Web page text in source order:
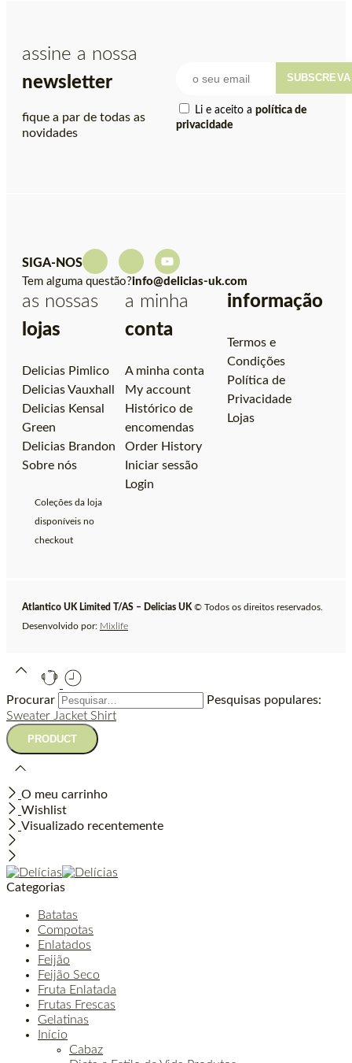
assine a nossa
newsletter
fique a par de todas as
novidades
Li e aceito a política de
privacidade
SUBSCREVA
SIGA-NOS
Tem alguma questão?info@delicias-uk.com
as nossas
lojas
Delicias Pimlico
Delicias Vauxhall
Delicias Kensal
Green
Delicias Brandon
Sobre nós
Coleções da loja
disponíveis no
checkout
a minha
conta
A minha conta
My account
Histórico de
encomendas
Order History
Iniciar sessão
Login
informação
Termos e
Condições
Política de
Privacidade
Lojas
Atlantico UK Limited T/AS – Delicias UK © Todos os direitos reservados.
Desenvolvido por: Mixlife
Procurar
Pesquisas populares:
Sweater Jacket Shirt
O meu carrinho
Wishlist
Visualizado recentemente
Categorias
Batatas
Compotas
Enlatados
Feijão
Feijão Seco
Fruta Enlatada
Frutas Frescas
Gelatinas
Início
Cabaz